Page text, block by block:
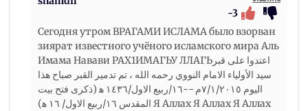
-3
Сегодня утром ВРАГАМИ ИСЛАМА было взорван
зиярат известного учёного исламского мира Аль
Имама Навави РАХ1ИМАГЬУ ЛЛАГЬاعتدوا على قبر
سيد الأولياء الامام النووي رحمه الله ، تم تدمير القبر صباح هذا
اليوم ٧/١/٢٠١٥م --١٦/ربيع الاول/١٤٣٦ ه‍ (ذكرى فتح بيت
المقدس ١٦/ربيع الاول/ ١٦ ه‍) Я Аллах Я Аллах Я Аллах